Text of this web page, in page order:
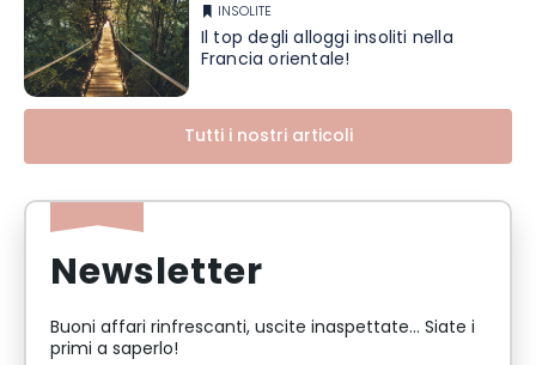
INSOLITE
Il top degli alloggi insoliti nella
Francia orientale!
Tutti i nostri articoli
Newsletter
Buoni affari rinfrescanti, uscite inaspettate... Siate i
primi a saperlo!